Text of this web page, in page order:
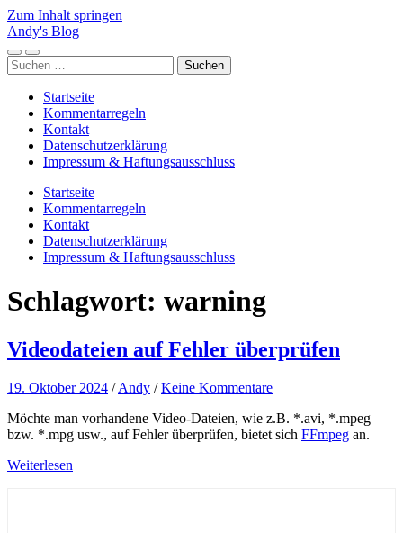
Zum Inhalt springen
Andy's Blog
Mobile-
Menü
Suchfeld
ein-/ausblenden
Suchen
nach:
Startseite
Kommentarregeln
Kontakt
Datenschutzerklärung
Impressum & Haftungsausschluss
Startseite
Kommentarregeln
Kontakt
Datenschutzerklärung
Impressum & Haftungsausschluss
Schlagwort: warning
Videodateien auf Fehler überprüfen
19. Oktober 2024 /Andy /Keine Kommentare
Möchte man vorhandene Video-Dateien, wie z.B. *.avi, *.mpeg
bzw. *.mpg usw., auf Fehler überprüfen, bietet sich FFmpeg an.
Weiterlesen